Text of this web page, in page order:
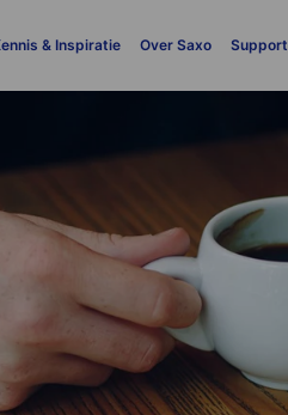
& Inspiratie Over Saxo Support